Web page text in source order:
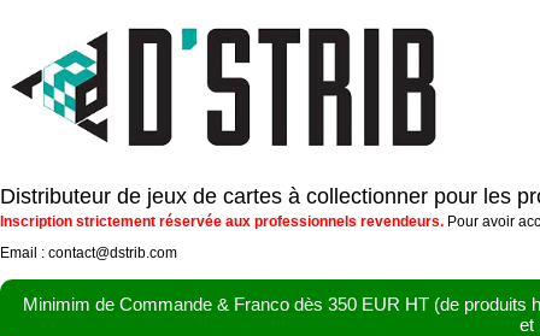
Distributeur de jeux de cartes à collectionner pour les
Inscription strictement réservée aux professionnels revendeurs. Pour avoir
Email : contact@dstrib.com
Minimim de Commande & Franco dès 350 EUR HT (de
et